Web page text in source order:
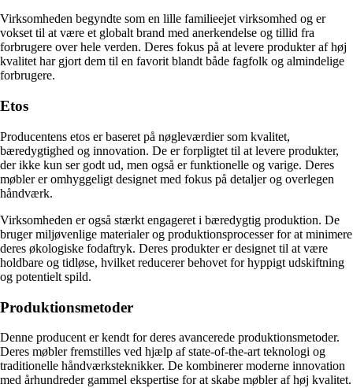
Virksomheden begyndte som en lille familieejet virksomhed og er
vokset til at være et globalt brand med anerkendelse og tillid fra
forbrugere over hele verden. Deres fokus på at levere produkter af høj
kvalitet har gjort dem til en favorit blandt både fagfolk og almindelige
forbrugere.
Etos
Producentens etos er baseret på nøgleværdier som kvalitet,
bæredygtighed og innovation. De er forpligtet til at levere produkter,
der ikke kun ser godt ud, men også er funktionelle og varige. Deres
møbler er omhyggeligt designet med fokus på detaljer og overlegen
håndværk.
Virksomheden er også stærkt engageret i bæredygtig produktion. De
bruger miljøvenlige materialer og produktionsprocesser for at minimere
deres økologiske fodaftryk. Deres produkter er designet til at være
holdbare og tidløse, hvilket reducerer behovet for hyppigt udskiftning
og potentielt spild.
Produktionsmetoder
Denne producent er kendt for deres avancerede produktionsmetoder.
Deres møbler fremstilles ved hjælp af state-of-the-art teknologi og
traditionelle håndværksteknikker. De kombinerer moderne innovation
med århundreder gammel ekspertise for at skabe møbler af høj kvalitet.